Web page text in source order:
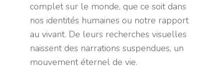
complet sur le monde, que ce soit dans
nos identités humaines ou notre rapport
au vivant. De leurs recherches visuelles
naissent des narrations suspendues, un
mouvement éternel de vie.